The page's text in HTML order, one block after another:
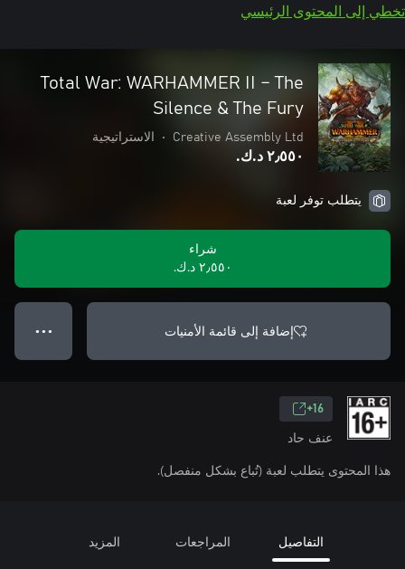
تخطي إلى المحتوى الرئيسي
Total War: WARHAMMER II – The
Silence & The Fury
Creative Assembly Ltd
• الاستراتيجية
٢٫٥٥٠ د.ك.‏
يتطلب توفر لعبة
شراء
٢٫٥٥٠ د.ك.‏
إضافة إلى قائمة الأمنيات ● ● ●
16+
عنف حاد
هذا المحتوى يتطلب لعبة (تُباع بشكل منفصل).
التفاصيل المراجعات المزيد